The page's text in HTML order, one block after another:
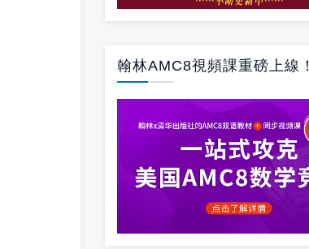
翰林AMC8視頻課重磅上線！